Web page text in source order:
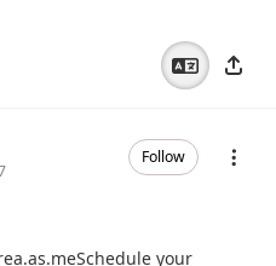
Follow
your